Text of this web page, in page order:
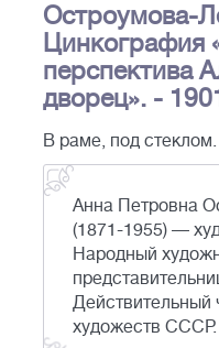
Остроумова-
Цинкография
перспектива
дворец». -
В раме, под стеклом.
Анна Петровна
(1871-1955) —
Народный
Действительный
художеств СССР.